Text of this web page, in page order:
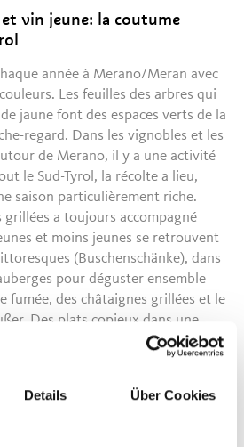
Details Über Cookies
vin jeune: la coutume
année à Merano/Meran avec
Les feuilles des arbres qui
jaune font des espaces verts de la
regard. Dans les vignobles et les
de Merano, il y a une activité
le Sud-Tyrol, la récolte a lieu,
saison particulièrement riche.
grillées a toujours accompagné
et moins jeunes se retrouvent
(Buschenschänke), dans
pour déguster ensemble
fumée, des châtaignes grillées et le
Des plats copieux dans une
et un cadre rustique font du
populaire d'automne parmi les